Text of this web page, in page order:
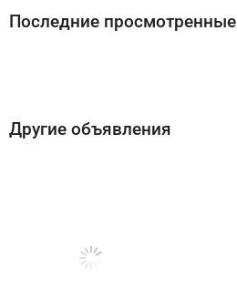
Последние просмотренные
Другие объявления